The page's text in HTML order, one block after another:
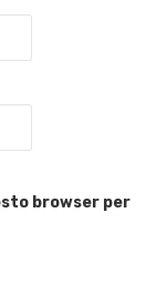
browser per